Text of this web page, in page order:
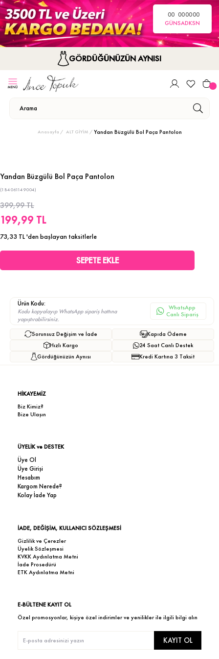
00
GÜN
00
SA
00
DK
00
SN
GÖRDÜĞÜNÜZÜN AYNISI
Anasayfa ALT GİYİM Yandan Büzgülü Bol Paça Pantolon
Yandan Büzgülü Bol Paça Pantolon
(1B4061149004)
399,99 TL
199,99 TL
73,33 TL'den başlayan taksitlerle
Ürün Kodu:
Kodu kopyalayıp WhatsApp sipariş hattına
yapıştırabilirsiniz.
WhatsApp
Canlı Sipariş
Sorunsuz Değişim ve İade
Hızlı Kargo
Gördüğünüzün Aynısı
Kapıda Ödeme
24 Saat Canlı Destek
Kredi Kartına 3 Taksit
HİKAYEMİZ
Biz Kimiz?
Bize Ulaşın
ÜYELİK ve DESTEK
Üye Ol
Üye Girişi
Hesabım
Kargom Nerede?
Kolay İade Yap
İADE, DEĞİŞİM, KULLANICI SÖZLEŞMESİ
Gizlilik ve Çerezler
Üyelik Sözleşmesi
KVKK Aydınlatma Metni
İade Prosedürü
ETK Aydınlatma Metni
E-BÜLTENE KAYIT OL
Özel promosyonlar, kişiye özel indirimler ve yenilikler ile ilgili bilgi alın
KAYIT OL